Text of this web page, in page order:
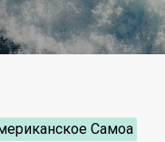
Самоа